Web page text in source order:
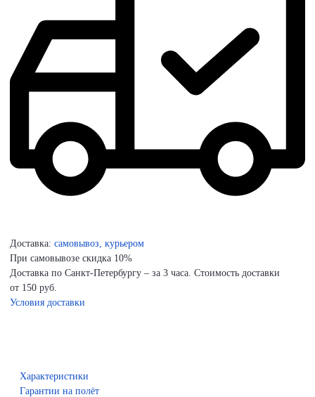
Доставка: самовывоз, курьером
При самовывозе скидка 10%
Доставка по Санкт-Петербургу – за 3 часа. Стоимость доставки
от 150 руб.
Условия доставки
Характеристики
Гарантии на полёт